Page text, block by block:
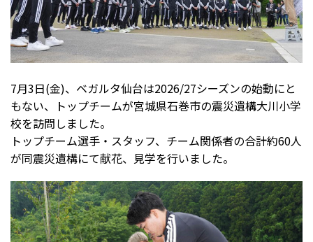
7月3日(金)、ベガルタ仙台は2026/27シーズンの始動にと
もない、トップチームが宮城県石巻市の震災遺構大川小学
校を訪問しました。
トップチーム選手・スタッフ、チーム関係者の合計約60人
が同震災遺構にて献花、見学を行いました。